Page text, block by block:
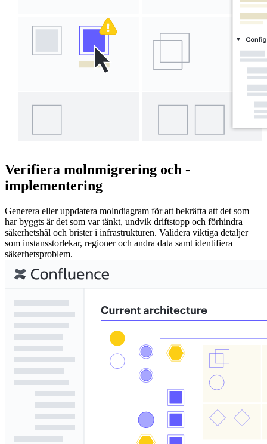
Verifiera molnmigrering och -
implementering
Generera eller uppdatera molndiagram för att bekräfta att det som
har byggts är det som var tänkt, undvik driftstopp och förhindra
säkerhetshål och brister i infrastrukturen. Validera viktiga detaljer
som instansstorlekar, regioner och andra data samt identifiera
säkerhetsproblem.